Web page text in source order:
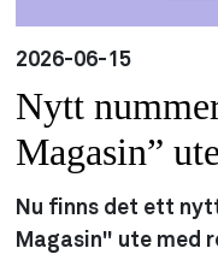
2026-06-15
Nytt
Magasin”
Nu finns det ett
Magasin" ute med